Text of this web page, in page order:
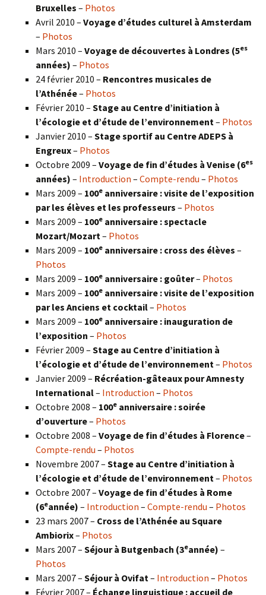
Bruxelles – Photos
Avril 2010 – Voyage d’études culturel à Amsterdam
– Photos
Mars 2010 – Voyage de découvertes à Londres (5es
années) – Photos
24 février 2010 – Rencontres musicales de
l’Athénée– Photos
Février 2010 – Stage au Centre d’initiation à
l’écologie et d’étude de l’environnement – Photos
Janvier 2010 – Stage sportif au Centre ADEPS à
Engreux– Photos
Octobre 2009 – Voyage de fin d’études à Venise (6es
années) – Introduction – Compte-rendu – Photos
Mars 2009 – 100e anniversaire : visite de l’exposition
par les élèves et les professeurs – Photos
Mars 2009 – 100e anniversaire : spectacle
Mozart/Mozart – Photos
Mars 2009 – 100e anniversaire : cross des élèves –
Photos
Mars 2009 – 100e anniversaire : goûter– Photos
Mars 2009 – 100e anniversaire : visite de l’exposition
par les Anciens et cocktail– Photos
Mars 2009 – 100e anniversaire : inauguration de
l’exposition – Photos
Février 2009 – Stage au Centre d’initiation à
l’écologie et d’étude de l’environnement – Photos
Janvier 2009 – Récréation-gâteaux pour Amnesty
International– Introduction – Photos
Octobre 2008 – 100e anniversaire : soirée
d’ouverture– Photos
Octobre 2008 – Voyage de fin d’études à Florence–
Compte-rendu – Photos
Novembre 2007 – Stage au Centre d’initiation à
l’écologie et d’étude de l’environnement – Photos
Octobre 2007 – Voyage de fin d’études à Rome
(6eannée) – Introduction – Compte-rendu – Photos
23 mars 2007 – Cross de l’Athénée au Square
Ambiorix– Photos
Mars 2007 – Séjour à Butgenbach (3eannée) –
Photos
Mars 2007 – Séjour à Ovifat – Introduction – Photos
Février 2007 – Échange linguistique : accueil de